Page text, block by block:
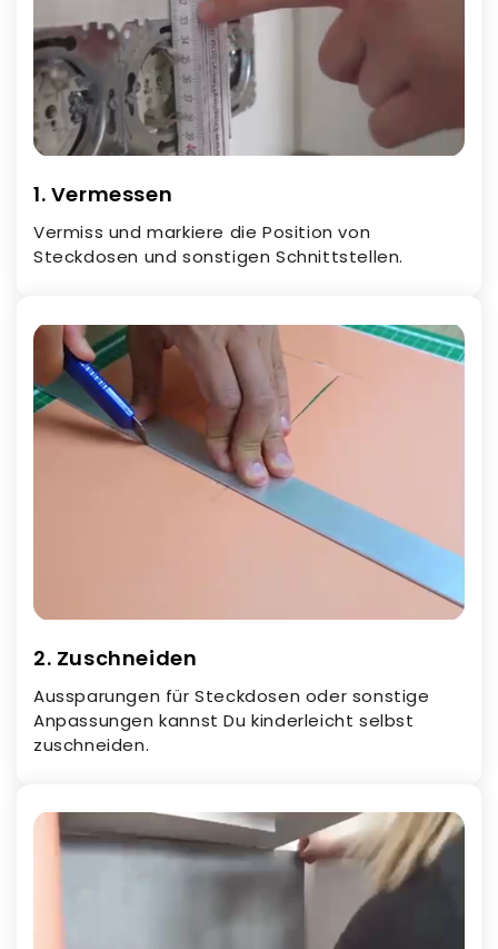
1. Vermessen
Vermiss und markiere die Position von
Steckdosen und sonstigen Schnittstellen.
2. Zuschneiden
Aussparungen für Steckdosen oder sonstige
Anpassungen kannst Du kinderleicht selbst
zuschneiden.